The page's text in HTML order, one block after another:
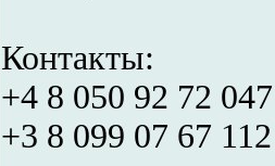
Контакты:
+4 8 050 92 72
+3 8 099 07 67